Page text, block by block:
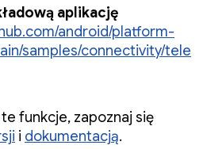
aplikację
android/platform-
samples/connectivity/tele
funkcje, zapoznaj się
i dokumentacją.